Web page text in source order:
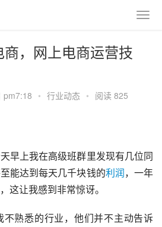
，网上电商运营技
pm7:18 • 行业动态 • 阅读 825
早上我在高级班群里发现有几位同
能达到每天几千块钱的利润，一年
这让我感到非常惊讶。
熟悉的行业，他们并不主动告诉